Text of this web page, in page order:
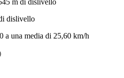
dislivello
a una media di 25,60 km/h